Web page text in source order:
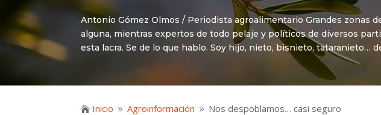
Antonio Gómez Olmos / Periodista agroalimentario Grandes zonas
alguna, mientras expertos de todo pelaje y políticos de diversos
esta lacra. Se de lo que hablo. Soy hijo, nieto, bisnieto, tataranieto…
 Inicio 9 Agroinformación 9 Nos despoblamos… casi seguro